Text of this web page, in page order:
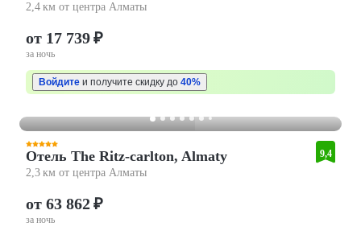
2,4 км от центра Алматы
от 17 739 ₽
за ночь
Войдите и получите скидку до 40%
Отель The Ritz-carlton, Almaty
2,3 км от центра Алматы
9,4
от 63 862 ₽
за ночь